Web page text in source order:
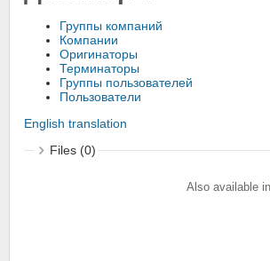
Группы компаний
Компании
Оригинаторы
Терминаторы
Группы пользователей
Пользователи
English translation
Files (0)
Also available